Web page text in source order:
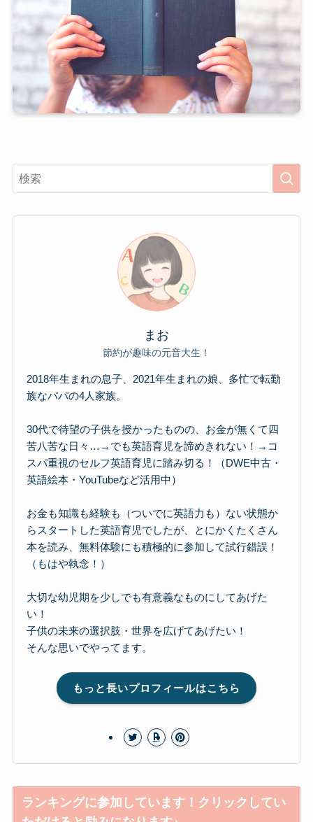
まお
節約が趣味の元音大生！
2018年生まれの息子、2021年生まれの娘、多忙で転勤
族なパパの4人家族。
30代で待望の子供を授かったものの、お金が無くて四
苦八苦な日々…→でも英語育児を諦めきれない！→コ
スパ重視のセルフ英語育児に踏み切る！（DWE中古・
英語絵本・YouTubeなど活用中）
お金も知識も経験も（ついでに英語力も）ない状態か
らスタートした英語育児でしたが、とにかくたくさん
本を読み、無料体験にも積極的に参加して試行錯誤！
（もはや執念！）
大切な幼児期を少しでも有意義なものにしてあげた
い！
子供の未来の選択肢・世界を広げてあげたい！
そんな思いでやってます。
もっと長いプロフィールはこちら
ランキングに参加しています！クリックしてい